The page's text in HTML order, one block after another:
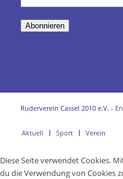
Abonnieren
Ruderverein Cassel 2010 e.V. -
Aktuell Sport Verein
Diese Seite verwendet Cookies.
du die Verwendung von Cookies